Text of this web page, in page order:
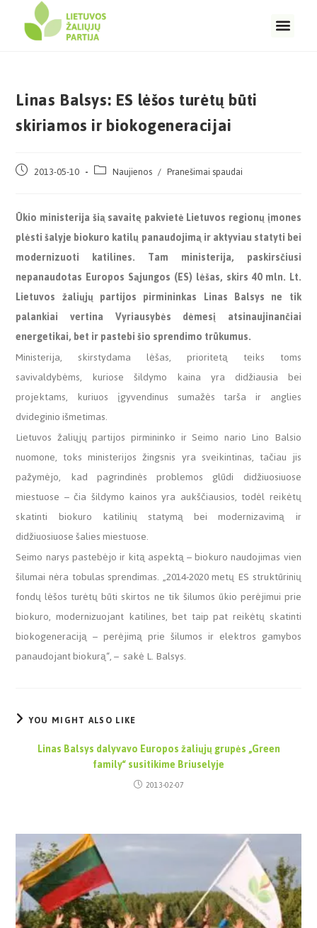
Linas Balsys: ES lėšos turėtų būti
skiriamos ir biokogeneracijai
2013-05-10 Naujienos / Pranešimai spaudai
Ūkio ministerija šią savaitę pakvietė Lietuvos regionų įmones
plėsti šalyje biokuro katilų panaudojimą ir aktyviau statyti bei
modernizuoti katilines. Tam ministerija, paskirsčiusi
nepanaudotas Europos Sąjungos (ES) lėšas, skirs 40 mln. Lt.
Lietuvos žaliųjų partijos pirmininkas Linas Balsys ne tik
palankiai vertina Vyriausybės dėmesį atsinaujinančiai
energetikai, bet ir pastebi šio sprendimo trūkumus.
Ministerija, skirstydama lėšas, prioritetą teiks toms
savivaldybėms, kuriose šildymo kaina yra didžiausia bei
projektams, kuriuos įgyvendinus sumažės tarša ir anglies
dvideginio išmetimas.
Lietuvos žaliųjų partijos pirmininko ir Seimo nario Lino Balsio
nuomone, toks ministerijos žingsnis yra sveikintinas, tačiau jis
pažymėjo, kad pagrindinės problemos glūdi didžiuosiuose
miestuose – čia šildymo kainos yra aukščiausios, todėl reikėtų
skatinti biokuro katilinių statymą bei modernizavimą ir
didžiuosiuose šalies miestuose.
Seimo narys pastebėjo ir kitą aspektą – biokuro naudojimas vien
šilumai nėra tobulas sprendimas. „2014-2020 metų ES struktūrinių
fondų lėšos turėtų būti skirtos ne tik šilumos ūkio perėjimui prie
biokuro, modernizuojant katilines, bet taip pat reikėtų skatinti
biokogeneraciją – perėjimą prie šilumos ir elektros gamybos
panaudojant biokurą“, – sakė L. Balsys.
YOU MIGHT ALSO LIKE
Linas Balsys dalyvavo Europos žaliųjų grupės „Green
family“ susitikime Briuselyje
2013-02-07